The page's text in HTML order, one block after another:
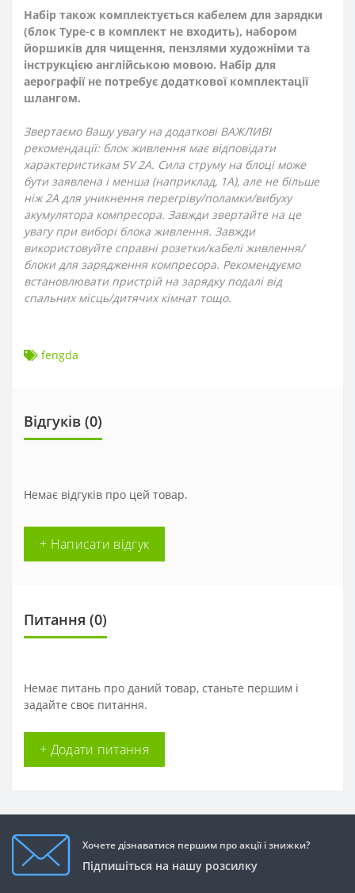
Набір також комплектується кабелем для зарядки
(блок Type-c в комплект не входить), набором
йоршиків для чищення, пензлями художніми та
інструкцією англійською мовою. Набір для
аерографії не потребує додаткової комплектації
шлангом.
Звертаємо Вашу увагу на додаткові ВАЖЛИВІ
рекомендації: блок живлення має відповідати
характеристикам 5V 2A. Сила струму на блоці може
бути заявлена і менша (наприклад, 1А), але не більше
ніж 2А для уникнення перегріву/поламки/вибуху
акумулятора компресора. Завжди звертайте на це
увагу при виборі блока живлення. Завжди
використовуйте справні розетки/кабелі живлення/
блоки для зарядження компресора. Рекомендуємо
встановлювати пристрій на зарядку подалі від
спальних місць/дитячих кімнат тощо.
fengda
Відгуків (0)
Немає відгуків про цей товар.
+ Написати відгук
Питання (0)
Немає питань про даний товар, станьте першим і
задайте своє питання.
+ Додати питання
Хочете дізнаватися першим про акції і знижки?
Підпишіться на нашу розсилку